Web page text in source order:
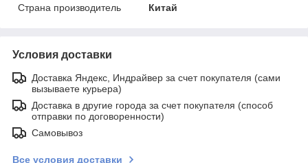
Страна производитель
Китай
Условия доставки
Доставка Яндекс, Индрайвер за счет покупателя (сами
вызываете курьера)
Доставка в другие города за счет покупателя (способ
отправки по договоренности)
Самовывоз
Все условия доставки